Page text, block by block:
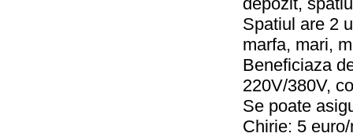
Spatiul are 2
marfa, mari,
Beneficiaza
220V/380V,
Se poate
Chirie: 5